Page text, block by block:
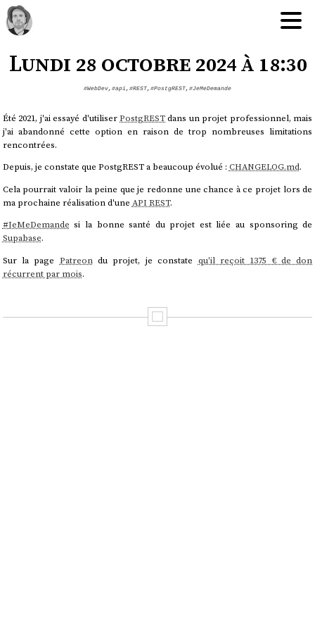
Lundi 28 octobre 2024 à 18:30
#WebDev, #api, #REST, #PostgREST, #JeMeDemande
Été 2021, j'ai essayé d'utiliserPostgRESTdans un projet professionnel, mais
j'ai abandonné cette option en raison de trop nombreuses limitations
rencontrées.
Depuis, je constate que PostgREST a beaucoup évolué : CHANGELOG.md.
Cela pourrait valoir la peine que je redonne une chance à ce projet lors de
ma prochaine réalisation d'une API REST.
#JeMeDemande si la bonne santé du projet est liée au sponsoring de
Supabase.
Sur la page Patreondu projet, je constate qu'il reçoit 1375 € de don
récurrent par mois.